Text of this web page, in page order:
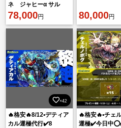
ネ ジャヒーα サル
ワ テンリン運極アイ
テム大量
78,000円 80,000円
×42
🔥格安🔥8/12▪️デティア
カル運極代行✔️8
🔥格安🔥▪️チェ
運極✔️今日中